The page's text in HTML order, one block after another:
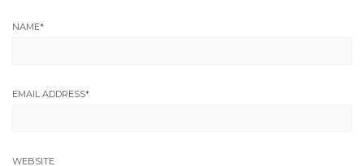
NAME*
EMAIL ADDRESS*
WEBSITE